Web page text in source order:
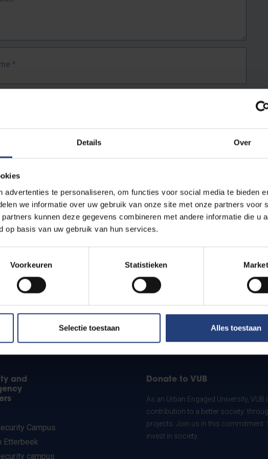
Details Over
advertenties te personaliseren, om functies voor social media te bieden
we informatie over uw gebruik van onze site met onze partners voor
kunnen deze gegevens combineren met andere informatie die u
op basis van uw gebruik van hun services.
Voorkeuren Statistieken
Selectie toestaan Alles toestaan
*
page where you encountered the error.
nl/studeren-aan-de-vub/alle-opleidingen
and
Campus
Etterbeek
campus
Donate to VUB
As an Urban Engaged University,
contribution to a better society:
projects. Join us in this
invest in society.